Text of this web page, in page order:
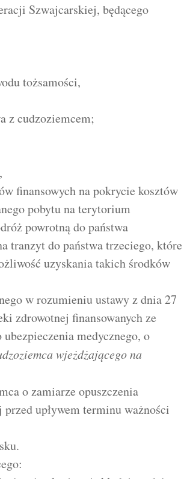
Szwajcarskiej, będącego
tożsamości,
z cudzoziemcem;
finansowych na pokrycie kosztów
pobytu na terytorium
powrotną do państwa
tranzyt do państwa trzeciego, które
uzyskania takich środków
w rozumieniu ustawy z dnia 27
zdrowotnej finansowanych ze
medycznego, o
wjeżdżającego na
o zamiarze opuszczenia
upływem terminu ważności